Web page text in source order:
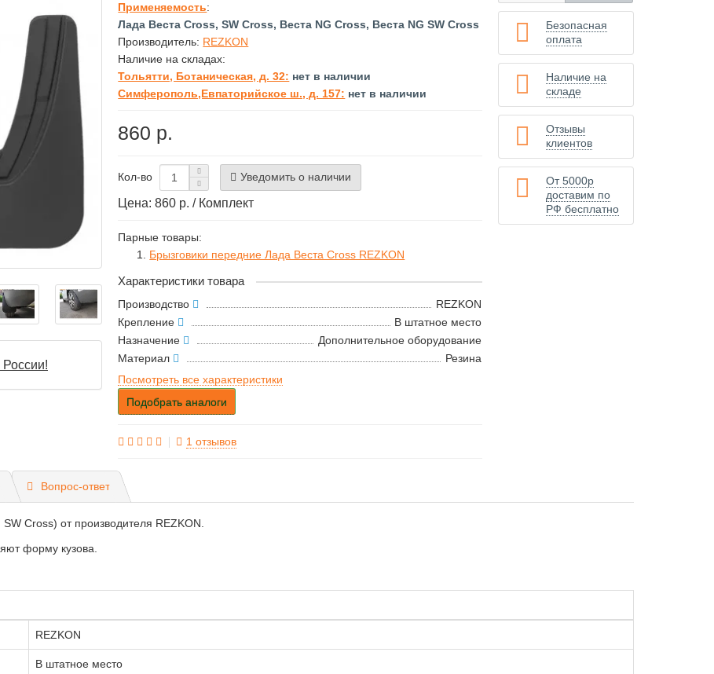
России!
Применяемость:
Лада Веста Cross, SW Cross, Веста NG Cross, Веста NG SW Cross
Производитель: REZKON
Наличие на складах:
Тольятти, Ботаническая, д. 32: нет в наличии
Симферополь,Евпаторийское ш., д. 157: нет в наличии
860 р.
Кол-во Уведомить о наличии
Цена: 860 р. / Комплект
Парные товары:
Брызговики передние Лада Веста Cross REZKON
Характеристики товара
Производство
REZKON
Крепление
В штатное место
Назначение
Дополнительное оборудование
Материал
Резина
Посмотреть все характеристики
Подобрать аналоги
1 отзывов
Безопасная
оплата
Наличие на
складе
Отзывы
клиентов
От 5000р
доставим по
РФ бесплатно
Вопрос-ответ
Cross) от производителя REZKON.
форму кузова.
REZKON
В штатное место